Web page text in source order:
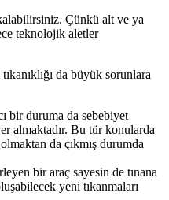
Çünkü alt ve ya
teknolojik aletler
da büyük sorunlara
bir duruma da sebebiyet
almaktadır. Bu tür konularda
da çıkmış durumda
bir araç sayesin de tınana
yeni tıkanmaları